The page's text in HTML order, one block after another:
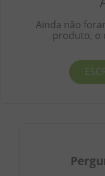
Ainda não
produto, o